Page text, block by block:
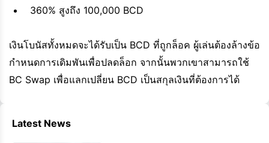
360% สูงถึง 100,000 BCD
เงินโบนัสทั้งหมดจะได้รับเป็น BCD ที่ถูกล็อค ผู้เล่นต้องล้างข้อ
กำหนดการเดิมพันเพื่อปลดล็อก จากนั้นพวกเขาสามารถใช้
BC Swap เพื่อแลกเปลี่ยน BCD เป็นสกุลเงินที่ต้องการได้
Latest News